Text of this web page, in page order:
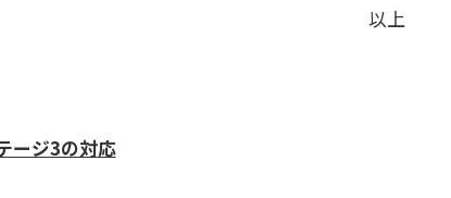
以上
ージ3の対応